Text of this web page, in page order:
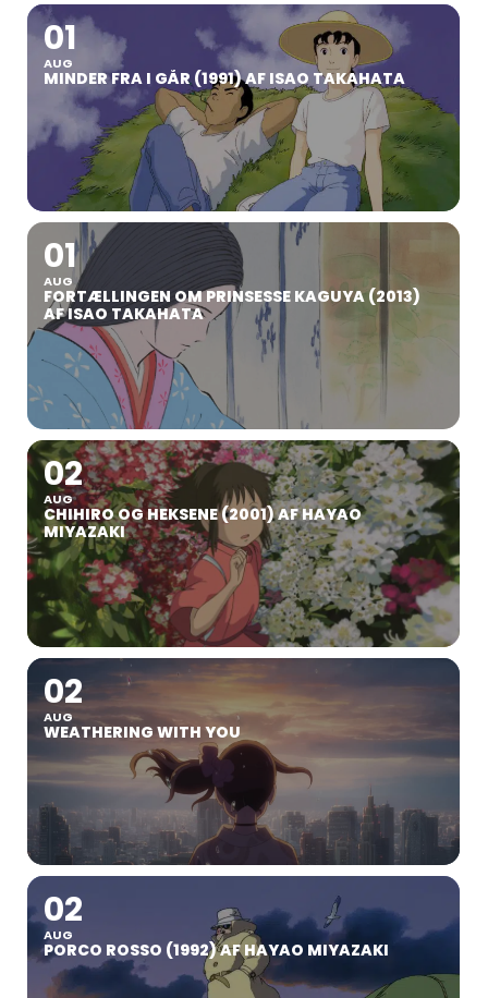
01
AUG
MINDER FRA I GÅR (1991) AF ISAO TAKAHATA
01
AUG
FORTÆLLINGEN OM PRINSESSE KAGUYA (2013)
AF ISAO TAKAHATA
02
AUG
CHIHIRO OG HEKSENE (2001) AF HAYAO
MIYAZAKI
02
AUG
WEATHERING WITH YOU
02
AUG
PORCO ROSSO (1992) AF HAYAO MIYAZAKI